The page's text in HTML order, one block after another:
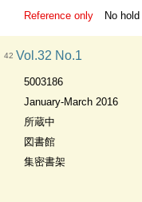
Reference only No hold
42 Vol.32 No.1
5003186
January-March 2016
所蔵中
図書館
集密書架